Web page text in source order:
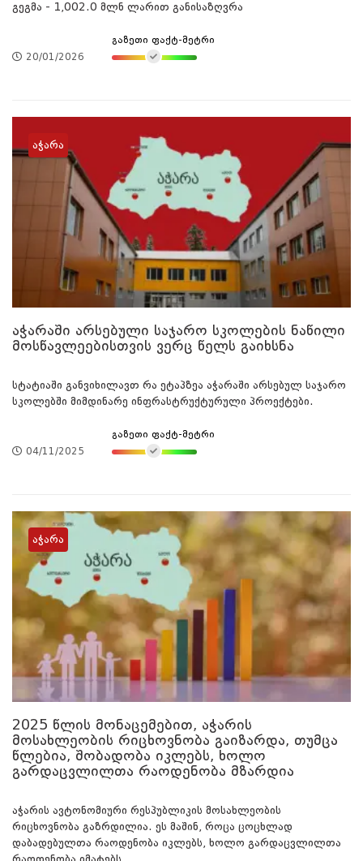
გეგმა - 1,002.0 მლნ ლარით განისაზღვრა
20/01/2026
გაზეთი ფაქტ-მეტრი
აჭარაში არსებული საჯარო სკოლების ნაწილი
მოსწავლეებისთვის ვერც წელს გაიხსნა
სტატიაში განვიხილავთ რა ეტაპზეა აჭარაში არსებულ საჯარო
სკოლებში მიმდინარე ინფრასტრუქტურული პროექტები.
04/11/2025
გაზეთი ფაქტ-მეტრი
აჭარა
2025 წლის მონაცემებით, აჭარის
მოსახლეობის რიცხოვნობა გაიზარდა, თუმცა
წლებია, შობადობა იკლებს, ხოლო
გარდაცვლილთა რაოდენობა მზარდია
აჭარის ავტონომიური რესპუბლიკის მოსახლეობის
რიცხოვნობა გაზრდილია. ეს მაშინ, როცა ცოცხლად
დაბადებულთა რაოდენობა იკლებს, ხოლო გარდაცვლილთა
აჭარა